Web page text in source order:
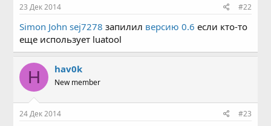
23 Дек 2014 #22
Simon John sej7278 запилил версию 0.6 если кто-то
еще использует luatool
H hav0k
New member
24 Дек 2014 #23